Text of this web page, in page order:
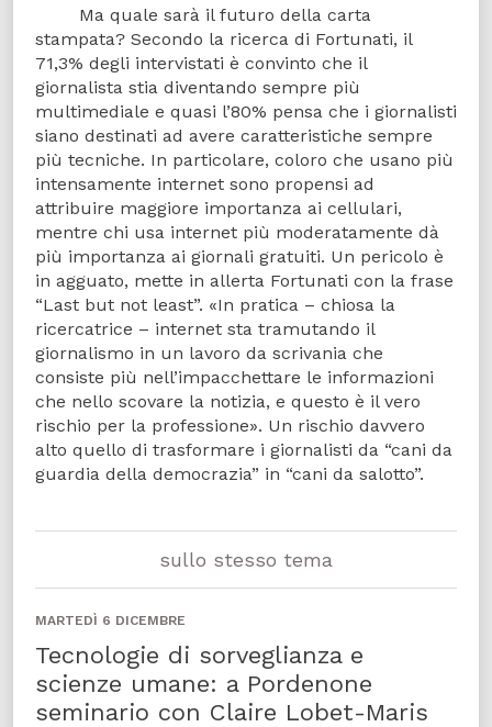
Ma quale sarà il futuro della carta
stampata? Secondo la ricerca di Fortunati, il
71,3% degli intervistati è convinto che il
giornalista stia diventando sempre più
multimediale e quasi l’80% pensa che i giornalisti
siano destinati ad avere caratteristiche sempre
più tecniche. In particolare, coloro che usano più
intensamente internet sono propensi ad
attribuire maggiore importanza ai cellulari,
mentre chi usa internet più moderatamente dà
più importanza ai giornali gratuiti. Un pericolo è
in agguato, mette in allerta Fortunati con la frase
“Last but not least”. «In pratica – chiosa la
ricercatrice – internet sta tramutando il
giornalismo in un lavoro da scrivania che
consiste più nell’impacchettare le informazioni
che nello scovare la notizia, e questo è il vero
rischio per la professione». Un rischio davvero
alto quello di trasformare i giornalisti da “cani da
guardia della democrazia” in “cani da salotto”.
sullo stesso tema
MARTEDÌ 6 DICEMBRE
Tecnologie di sorveglianza e
scienze umane: a Pordenone
seminario con Claire Lobet-Maris